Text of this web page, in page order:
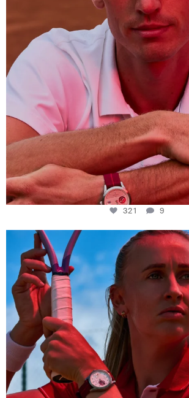
321 9
Determination, elegance and Swiss
442
14